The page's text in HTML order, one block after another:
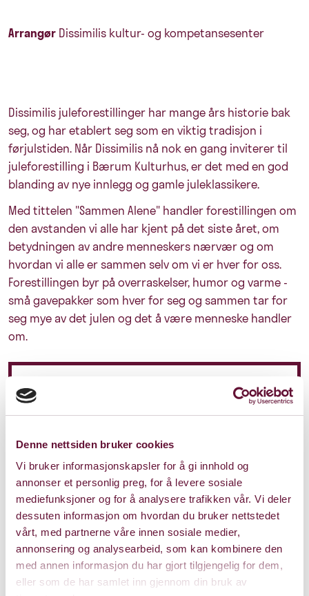
Denne nettsiden bruker cookies
Vi bruker informasjonskapsler for å gi innhold og
annonser et personlig preg, for å levere sosiale
mediefunksjoner og for å analysere trafikken vår. Vi deler
dessuten informasjon om hvordan du bruker nettstedet
vårt, med partnerne våre innen sosiale medier,
annonsering og analysearbeid, som kan kombinere den
med annen informasjon du har gjort tilgjengelig for dem,
eller som de har samlet inn gjennom din bruk av
Arrangør Dissimilis kultur- og kompetansesenter
Dissimilis juleforestillinger har mange års historie bak
seg, og har etablert seg som en viktig tradisjon i
førjulstiden. Når Dissimilis nå nok en gang inviterer til
juleforestilling i Bærum Kulturhus, er det med en god
blanding av nye innlegg og gamle juleklassikere.
Med tittelen "Sammen Alene" handler forestillingen om
den avstanden vi alle har kjent på det siste året, om
betydningen av andre menneskers nærvær og om
hvordan vi alle er sammen selv om vi er hver for oss.
Forestillingen byr på overraskelser, humor og varme -
små gavepakker som hver for seg og sammen tar for
seg mye av det julen og det å være menneske handler
om.
Varighet: 75 min. u/pause
Lørdag 4. desember 2021
Kl. 18:00 Forestillingen er spilt